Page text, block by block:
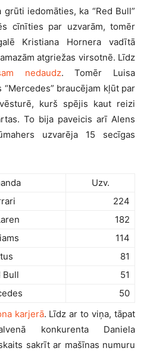
iedomāties, ka “Red Bull”
cīnīties par uzvarām, tomēr
Kristiana Hornera vadītā
atgriežas virsotnē. Līdz
nedaudz. Tomēr Luisa
braucējam kļūt par
kurš spējis kaut reizi
To bija paveicis arī Alens
uzvarēja 15 secīgas
Uzv.
224
182
114
81
Bull
51
50
karjerā. Līdz ar to viņa, tāpat
konkurenta Daniela
sakrīt ar mašīnas numuru